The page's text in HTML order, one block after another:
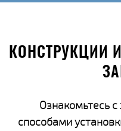
КОНСТРУКЦИИ
Ознакомьтесь
способами